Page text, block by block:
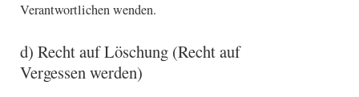
Verantwortlichen wenden.
d) Recht auf Löschung (Recht auf
Vergessen werden)